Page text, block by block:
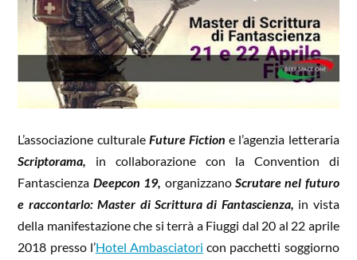
L’associazione culturale Future Fiction e l’agenzia letteraria
Scriptorama, in collaborazione con la Convention di
Fantascienza Deepcon 19, organizzano Scrutare nel futuro
e raccontarlo: Master di Scrittura di Fantascienza, in vista
della manifestazione che si terrà a Fiuggi dal 20 al 22 aprile
2018 presso l’Hotel Ambasciatori con pacchetti soggiorno